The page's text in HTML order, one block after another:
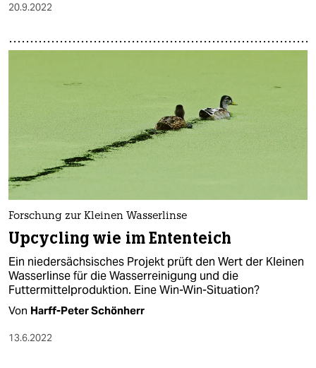
20.9.2022
Forschung zur Kleinen Wasserlinse
Upcycling wie im Ententeich
Ein niedersächsisches Projekt prüft den Wert der Kleinen
Wasserlinse für die Wasserreinigung und die
Futtermittelproduktion. Eine Win-Win-Situation?
Von Harff-Peter Schönherr
13.6.2022